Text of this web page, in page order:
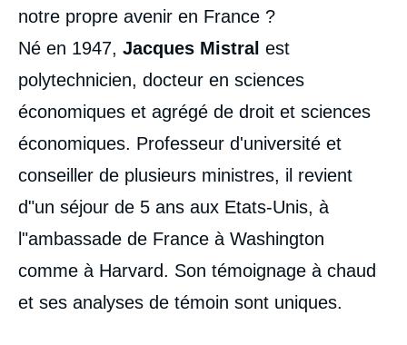
notre propre avenir en France ?
Né en 1947, Jacques Mistral est
polytechnicien, docteur en sciences
économiques et agrégé de droit et sciences
économiques. Professeur d'université et
conseiller de plusieurs ministres, il revient
d"un séjour de 5 ans aux Etats-Unis, à
l"ambassade de France à Washington
comme à Harvard. Son témoignage à chaud
et ses analyses de témoin sont uniques.
« La troisième révolution américaine »,
Copy